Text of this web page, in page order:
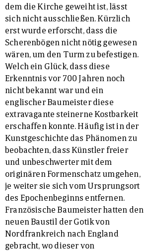
dem die Kirche geweiht ist, lässt
sich nicht ausschließen. Kürzlich
erst wurde erforscht, dass die
Scherenbögen nicht nötig gewesen
wären, um den Turm zu befestigen.
Welch ein Glück, dass diese
Erkenntnis vor 700 Jahren noch
nicht bekannt war und ein
englischer Baumeister diese
extravagante steinerne Kostbarkeit
erschaffen konnte. Häufig ist in der
Kunstgeschichte das Phänomen zu
beobachten, dass Künstler freier
und unbeschwerter mit dem
originären Formenschatz umgehen,
je weiter sie sich vom Ursprungsort
des Epochenbeginns entfernen.
Französische Baumeister hatten den
neuen Baustil der Gotik von
Nordfrankreich nach England
gebracht, wo dieser von